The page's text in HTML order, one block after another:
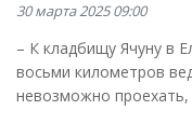
30 марта 2025 09:00
– К кладбищу Ячуну в
восьми километров
невозможно проехать,